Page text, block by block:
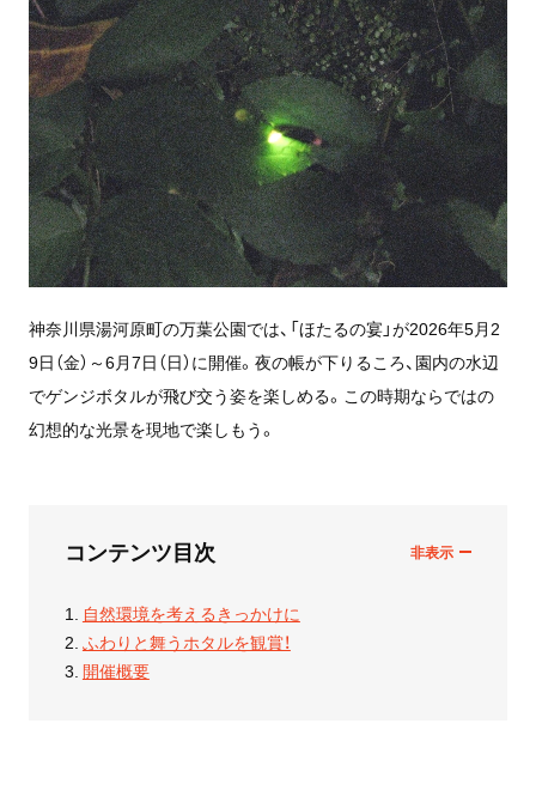
神奈川県湯河原町の万葉公園では、「ほたるの宴」が2026年5月2
9日（金）～6月7日（日）に開催。夜の帳が下りるころ、園内の水辺
でゲンジボタルが飛び交う姿を楽しめる。この時期ならではの
幻想的な光景を現地で楽しもう。
コンテンツ目次
自然環境を考えるきっかけに
ふわりと舞うホタルを観賞！
開催概要